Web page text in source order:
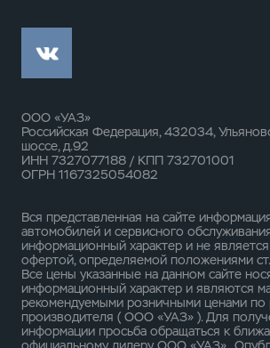
ООО «УАЗ»
Российская Федерация, 432034,
шоссе, д.92
ИНН 7327077188 / КПП 732701001
ОГРН 1167325054082
Вся представленная на сайте
автомобилей и сервисного
информационный характер и не
офертой, определяемой положениями
Все цены указанные на данном сайте
информационный характер и являются
рекомендуемыми розничными ценами по
производителя ( ООО «УАЗ» ). Для
информации просьба обращаться к